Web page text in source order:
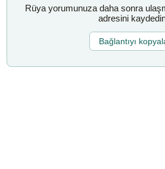
Rüya yorumunuza daha sonra
adresini
Bağlantıyı